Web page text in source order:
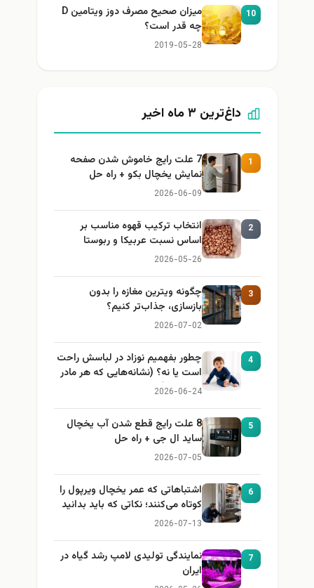
میزان صحیح مصرف دوز ویتامین D
چه قدر است؟
2019-05-28
داغ‌ترین ۳ ماه اخیر
7 علت رایج خاموش شدن صفحه
نمایش یخچال بکو + راه حل
2026-06-09
انتخاب ترکیب قهوه مناسب بر
اساس نسبت عربیکا و ربوستا
2026-05-26
چگونه ویترین مغازه را بدون
بازسازی، جذاب‌تر کنیم؟
2026-07-02
چطور بفهمیم نوزاد در لباسش راحت
است یا نه؟ (نشانه‌هایی که هر مادر
باید بداند)
2026-06-24
8 علت رایج قطع شدن آب یخچال
ساید ال جی + راه حل
2026-07-05
اشتباهاتی که عمر یخچال ویرپول را
کوتاه می‌کنند؛ نکاتی که باید بدانید
2026-07-13
نمایندگی تولیدی لامپ رشد گیاه در
ایران